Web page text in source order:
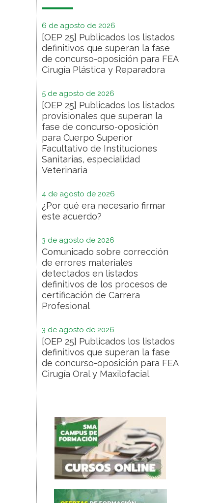
6 de agosto de 2026
[OEP 25] Publicados los listados
definitivos que superan la fase
de concurso-oposición para FEA
Cirugía Plástica y Reparadora
5 de agosto de 2026
[OEP 25] Publicados los listados
provisionales que superan la
fase de concurso-oposición
para Cuerpo Superior
Facultativo de Instituciones
Sanitarias, especialidad
Veterinaria
4 de agosto de 2026
¿Por qué era necesario firmar
este acuerdo?
3 de agosto de 2026
Comunicado sobre corrección
de errores materiales
detectados en listados
definitivos de los procesos de
certificación de Carrera
Profesional
3 de agosto de 2026
[OEP 25] Publicados los listados
definitivos que superan la fase
de concurso-oposición para FEA
Cirugía Oral y Maxilofacial